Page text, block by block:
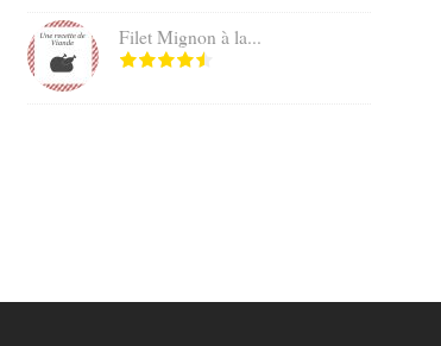
Filet Mignon à la...